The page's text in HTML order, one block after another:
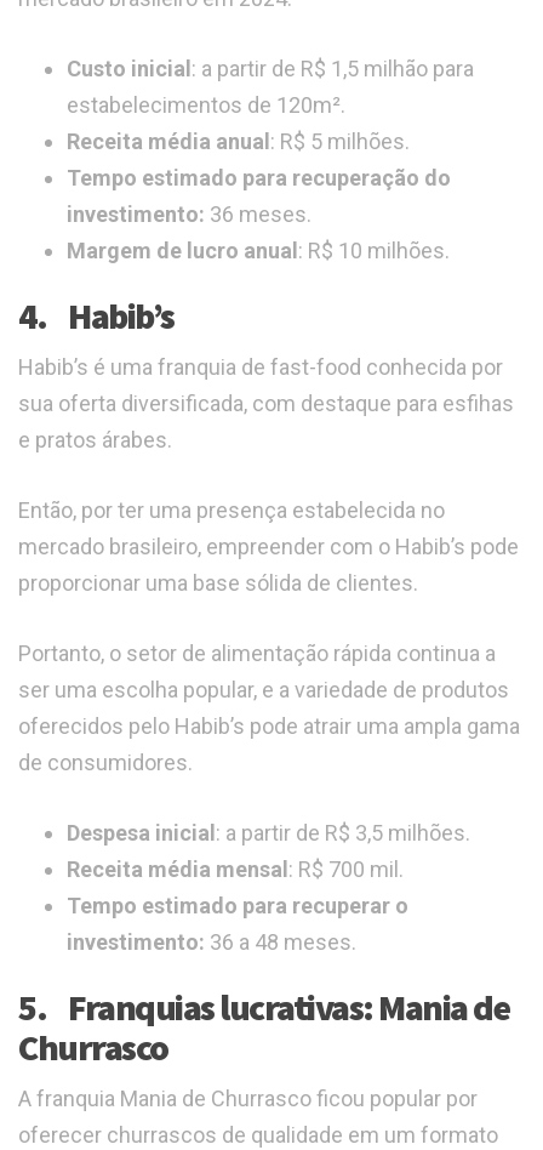
Custo inicial : a partir de R$ 1,5 milhão para
estabelecimentos de 120m².
Receita média anual : R$ 5 milhões.
Tempo estimado para recuperação do
investimento: 36 meses.
Margem de lucro anual : R$ 10 milhões.
4. Habib’s
Habib’s é uma franquia de fast-food conhecida por
sua oferta diversificada, com destaque para esfihas
e pratos árabes.
Então, por ter uma presença estabelecida no
mercado brasileiro, empreender com o Habib’s pode
proporcionar uma base sólida de clientes.
Portanto, o setor de alimentação rápida continua a
ser uma escolha popular, e a variedade de produtos
oferecidos pelo Habib’s pode atrair uma ampla gama
de consumidores.
Despesa inicial : a partir de R$ 3,5 milhões.
Receita média mensal : R$ 700 mil.
Tempo estimado para recuperar o
investimento: 36 a 48 meses.
5. Franquias lucrativas: Mania de
Churrasco
A franquia Mania de Churrasco ficou popular por
oferecer churrascos de qualidade em um formato